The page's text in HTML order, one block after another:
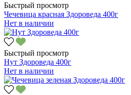
Быстрый просмотр
Чечевица красная Здороведа 400г
Нет в наличии
Быстрый просмотр
Нут Здороведа 400г
Нет в наличии